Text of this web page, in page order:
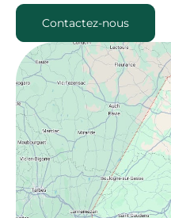
Contactez-nous